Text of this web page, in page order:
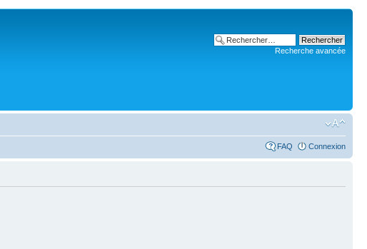
Recherche avancée
FAQ Connexion